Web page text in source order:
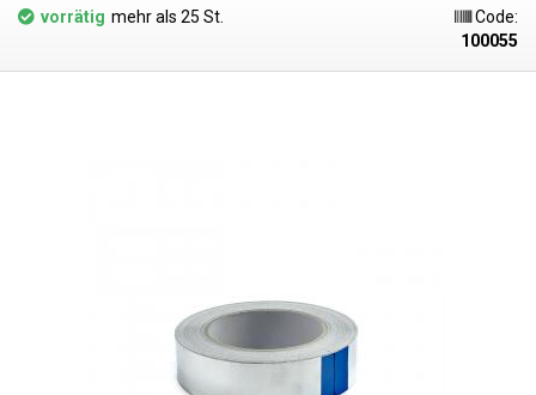
von z. B. Kunststoffbauteilen beim Heißluftlöten eignet.
vorrätig mehr als 25 St.
Code:
100055